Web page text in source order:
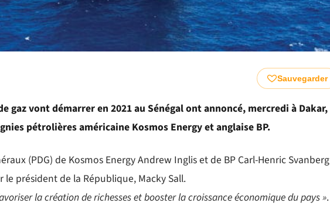
Sauvegarder
gaz vont démarrer en 2021 au Sénégal ont annoncé, mercredi à Dakar,
pétrolières américaine Kosmos Energy et anglaise BP.
(PDG) de Kosmos Energy Andrew Inglis et de BP Carl-Henric Svanberg
président de la République, Macky Sall.
la création de richesses et booster la croissance économique du pays ».